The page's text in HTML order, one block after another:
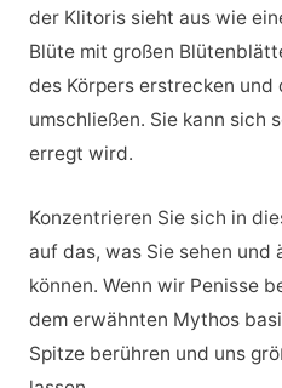
der Klitoris sieht aus wie
Blüte mit großen
des Körpers erstrecken und
umschließen. Sie kann sich
erregt wird.
Konzentrieren Sie sich in
auf das, was Sie sehen und
können. Wenn wir Penisse
dem erwähnten Mythos
Spitze berühren und uns